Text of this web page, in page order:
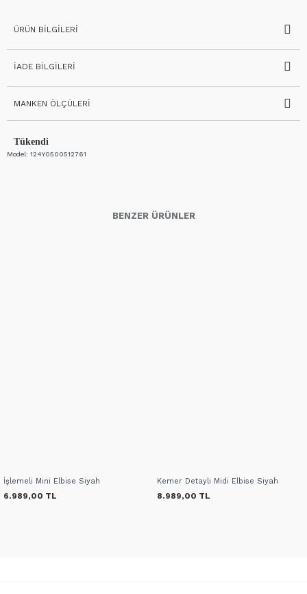
Tükendi
Model: 124Y0500512761
ÜRÜN BILGILERI
İADE BILGILERI
MANKEN ÖLÇÜLERI
BENZER ÜRÜNLER
İşlemeli Mini Elbise Siyah
6.989,00 TL
Kemer Detaylı Midi Elbise Siyah
8.989,00 TL